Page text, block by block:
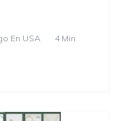
En USA
4 Min